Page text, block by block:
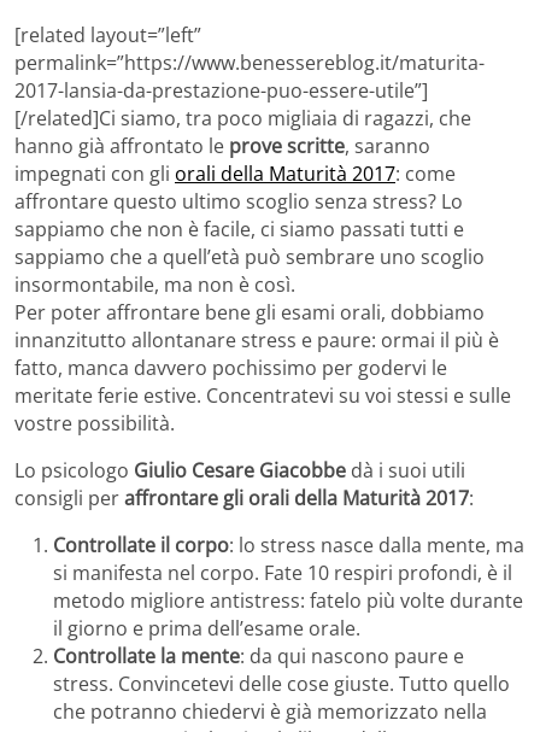
[related layout=”left”
permalink=”https://www.benessereblog.it/maturita-
2017-lansia-da-prestazione-puo-essere-utile”]
[/related]Ci siamo, tra poco migliaia di ragazzi, che
hanno già affrontato le prove scritte, saranno
impegnati con gli orali della Maturità 2017: come
affrontare questo ultimo scoglio senza stress? Lo
sappiamo che non è facile, ci siamo passati tutti e
sappiamo che a quell’età può sembrare uno scoglio
insormontabile, ma non è così.
Per poter affrontare bene gli esami orali, dobbiamo
innanzitutto allontanare stress e paure: ormai il più è
fatto, manca davvero pochissimo per godervi le
meritate ferie estive. Concentratevi su voi stessi e sulle
vostre possibilità.
Lo psicologo Giulio Cesare Giacobbe dà i suoi utili
consigli peraffrontare gli orali della Maturità 2017:
Controllate il corpo: lo stress nasce dalla mente, ma
si manifesta nel corpo. Fate 10 respiri profondi, è il
metodo migliore antistress: fatelo più volte durante
il giorno e prima dell’esame orale.
Controllate la mente: da qui nascono paure e
stress. Convincetevi delle cose giuste. Tutto quello
che potranno chiedervi è già memorizzato nella